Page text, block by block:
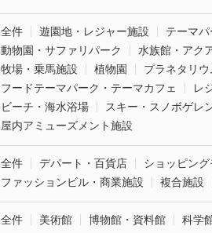
全件 遊園地・レジャー施設
テーマ
動物園・サファリパーク
水族館・アク
牧場・乗馬施設
植物園 プラネタリ
フードテーマパーク・テーマカフェ
レ
ビーチ・海水浴場
スキー・スノボゲレ
屋内アミューズメント施設
全件 デパート・百貨店 ショッピン
ファッションビル・商業施設
複合施設
全件 美術館 博物館・資料館 科学